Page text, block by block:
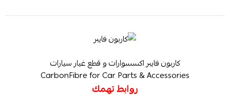
كاربون فايبر اكسسوارات و قطع غيار سيارات
CarbonFibre for Car Parts & Accessories
روابط تهمك